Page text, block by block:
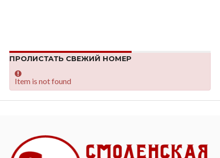
ПРОЛИСТАТЬ СВЕЖИЙ НОМЕР
Item is not found